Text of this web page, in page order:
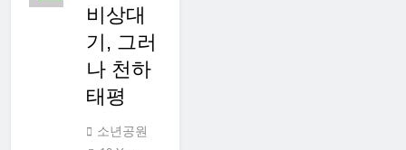
비상대
기, 그러
나 천하
태평
소년공원